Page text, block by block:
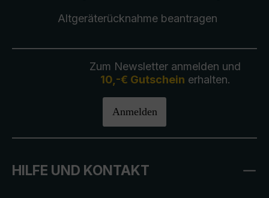
Altgeräterücknahmebeantragen
Zum Newsletter anmelden und
10,-€ Gutschein erhalten.
Anmelden
HILFE UND KONTAKT